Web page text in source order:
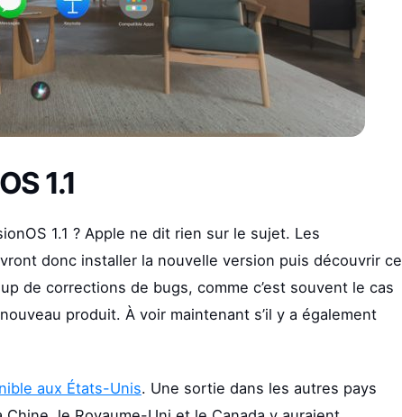
1.1
1.1 ? Apple ne dit rien sur le sujet. Les
donc installer la nouvelle version puis découvrir ce
de corrections de bugs, comme c’est souvent le cas
produit. À voir maintenant s’il y a également
aux États-Unis. Une sortie dans les autres pays